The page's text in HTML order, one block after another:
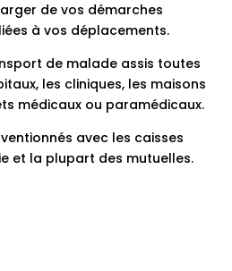
de vos démarches
à vos déplacements.
de malade assis toutes
les cliniques, les maisons
médicaux ou paramédicaux.
avec les caisses
et la plupart des mutuelles.